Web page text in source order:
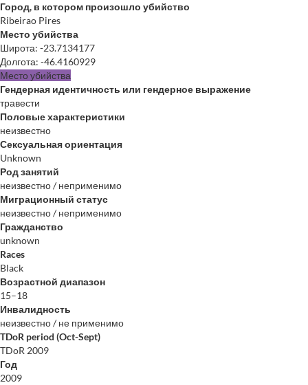
Город, в котором произошло убийство
Ribeirao Pires
Место убийства
Широта: -23.7134177
Долгота: -46.4160929
Место убийства
Гендерная идентичность или гендерное выражение
травести
Половые характеристики
неизвестно
Сексуальная ориентация
Unknown
Род занятий
неизвестно / неприменимо
Миграционный статус
неизвестно / неприменимо
Гражданство
unknown
Races
Black
Возрастной диапазон
15–18
Инвалидность
неизвестно / не применимо
TDoR period (Oct-Sept)
TDoR 2009
Год
2009